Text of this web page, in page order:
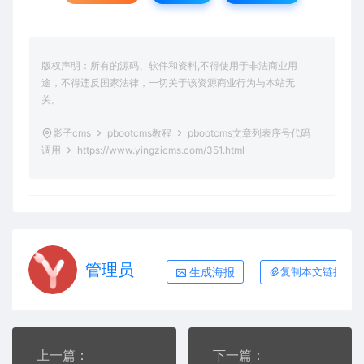
版权声明：所有的源码、软件和资料,不得使用于非法商业用
途，不得违反国家法律，一切关于该资源商业行为与本站无
关。
影子cms pbootcms教程
pbootcms文章列表序号代码
调用
https://www.yingzicms.com/351.html
管理员 生成海报 复制本文链接
上一篇：
下一篇：